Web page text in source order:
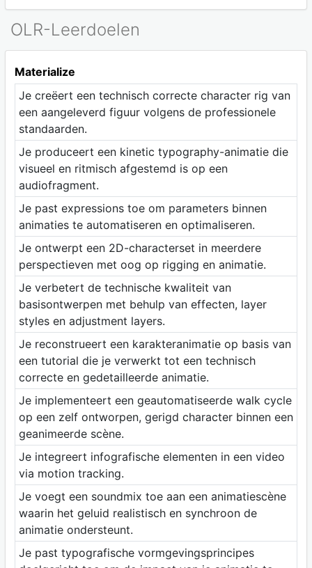
OLR-Leerdoelen
Materialize
Je creëert een technisch correcte character rig van
een aangeleverd figuur volgens de professionele
standaarden.
Je produceert een kinetic typography-animatie die
visueel en ritmisch afgestemd is op een
audiofragment.
Je past expressions toe om parameters binnen
animaties te automatiseren en optimaliseren.
Je ontwerpt een 2D-characterset in meerdere
perspectieven met oog op rigging en animatie.
Je verbetert de technische kwaliteit van
basisontwerpen met behulp van effecten, layer
styles en adjustment layers.
Je reconstrueert een karakteranimatie op basis van
een tutorial die je verwerkt tot een technisch
correcte en gedetailleerde animatie.
Je implementeert een geautomatiseerde walk cycle
op een zelf ontworpen, gerigd character binnen een
geanimeerde scène.
Je integreert infografische elementen in een video
via motion tracking.
Je voegt een soundmix toe aan een animatiescène
waarin het geluid realistisch en synchroon de
animatie ondersteunt.
Je past typografische vormgevingsprincipes